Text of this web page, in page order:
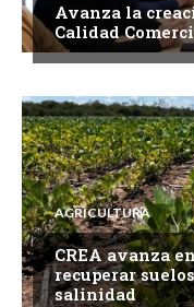
Avanza la
Calidad
AGRICULTURA
CREA avanza
recuperar
salinidad